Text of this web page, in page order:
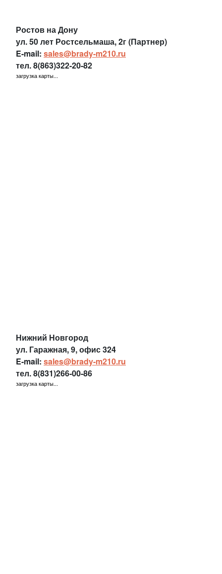
Ростов на Дону
ул. 50 лет Ростсельмаша, 2г (Партнер)
E-mail: sales@brady-m210.ru
тел.8(863)322-20-82
загрузка карты...
Нижний Новгород
ул. Гаражная, 9, офис 324
E-mail: sales@brady-m210.ru
тел.8(831)266-00-86
загрузка карты...